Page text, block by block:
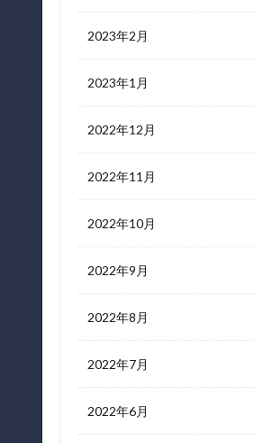
2023年2月
2023年1月
2022年12月
2022年11月
2022年10月
2022年9月
2022年8月
2022年7月
2022年6月